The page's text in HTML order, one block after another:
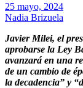
25 mayo, 2024
Nadia Brizuela
Javier Milei, el
aprobarse la Ley
avanzará en una
de un cambio de
la decadencia” y